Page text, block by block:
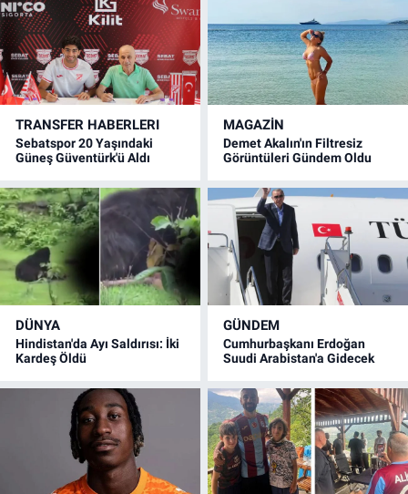
TRANSFER HABERLERI
Sebatspor 20 Yaşındaki
Güneş Güventürk'ü Aldı
MAGAZİN
Demet Akalın'ın Filtresiz
Görüntüleri Gündem Oldu
DÜNYA
Hindistan'da Ayı Saldırısı: İki
Kardeş Öldü
GÜNDEM
Cumhurbaşkanı Erdoğan
Suudi Arabistan'a Gidecek